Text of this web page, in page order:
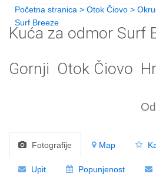
Početna stranica > Otok Čiovo >
Surf Breeze
Kuća za odmor Surf
Gornji Otok Čiovo
Od
Fotografije Map
Upit Popunjenost